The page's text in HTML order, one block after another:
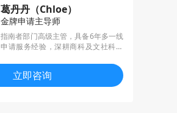
葛丹丹（Chloe）
金牌申请主导师
指南者部门高级主管，具备6年多一线
申请服务经验，深耕商科及文社科方
点，秉承“用心服务，筑梦未来”的申请
理念，多年来深受学生和家长的一致
认可和好评。
立即咨询